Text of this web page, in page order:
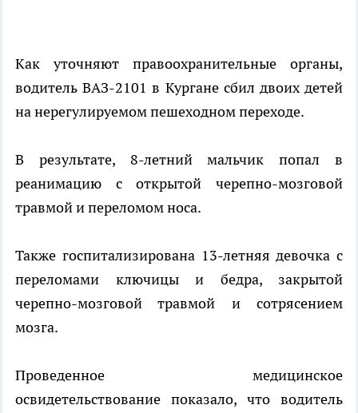
Как уточняют правоохранительные органы,
водитель ВАЗ-2101 в Кургане сбил двоих детей
на нерегулируемом пешеходном переходе.
В результате, 8-летний мальчик попал в
реанимацию с открытой черепно-мозговой
травмой и переломом носа.
Также госпитализирована 13-летняя девочка с
переломами ключицы и бедра, закрытой
черепно-мозговой травмой и сотрясением
мозга.
Проведенное медицинское
освидетельствование показало, что водитель